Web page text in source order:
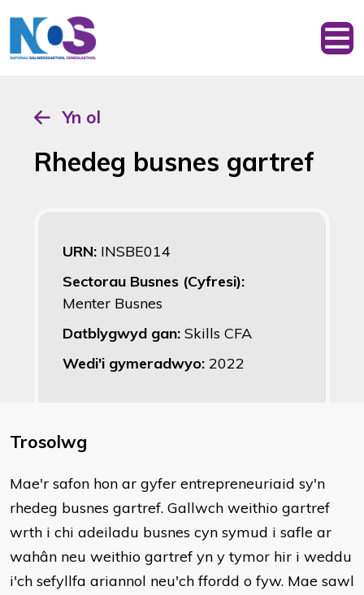
Yn ol
Rhedeg busnes gartref
URN: INSBE014
Sectorau Busnes (Cyfresi):
Menter Busnes
Datblygwyd gan: Skills CFA
Wedi'i gymeradwyo: 2022
Trosolwg
Mae'r safon hon ar gyfer entrepreneuriaid sy'n
rhedeg busnes gartref. Gallwch weithio gartref
wrth i chi adeiladu busnes cyn symud i safle ar
wahân neu weithio gartref yn y tymor hir i weddu
i'ch sefyllfa ariannol neu'ch ffordd o fyw. Mae sawl